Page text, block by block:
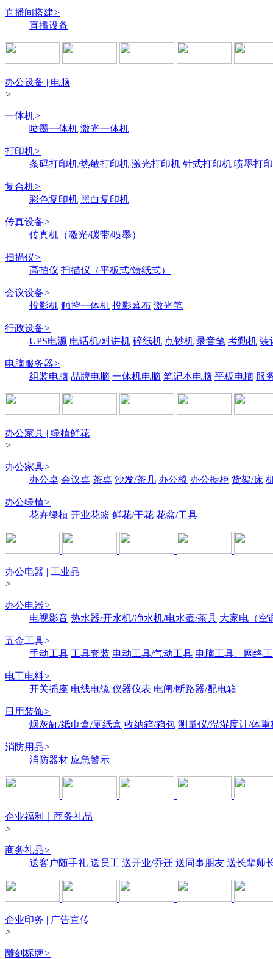
直播间搭建>
直播设备
办公设备 | 电脑
>
一体机>
喷墨一体机 激光一体机
打印机>
条码打印机/热敏打印机 激光打印机 针式打印机 喷墨打
复合机>
彩色复印机 黑白复印机
传真设备>
传真机（激光/碳带/喷墨）
扫描仪>
高拍仪 扫描仪（平板式/馈纸式）
会议设备>
投影机 触控一体机 投影幕布 激光笔
行政设备>
UPS电源 电话机/对讲机 碎纸机 点钞机 录音笔 考勤机 装
电脑服务器>
组装电脑 品牌电脑 一体机电脑 笔记本电脑 平板电脑 服
办公家具 | 绿植鲜花
>
办公家具>
办公桌 会议桌 茶桌 沙发/茶几 办公椅 办公橱柜 货架/床
办公绿植>
花卉绿植 开业花篮 鲜花/干花 花盆/工具
办公电器 | 工业品
>
办公电器>
电视影音 热水器/开水机/净水机/电水壶/茶具 大家电（空
五金工具>
手动工具 工具套装 电动工具/气动工具 电脑工具、网络
电工电料>
开关插座 电线电缆 仪器仪表 电闸/断路器/配电箱
日用装饰>
烟灰缸/纸巾盒/厕纸盒 收纳箱/箱包 测量仪/温湿度计/体重
消防用品>
消防器材 应急警示
企业福利｜商务礼品
>
商务礼品>
送客户随手礼 送员工 送开业/乔迁 送同事朋友 送长辈师
企业印务 | 广告宣传
>
雕刻标牌>